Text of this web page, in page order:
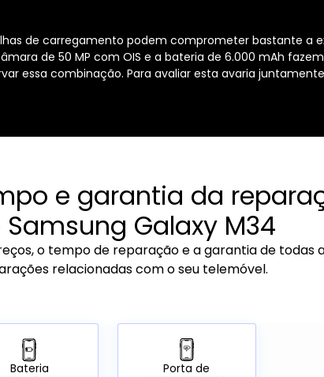
de carregamento podem comprometer bastante a
de 50 MP com OIS e a bateria de 6.000 mAh
essa combinação. Para avaliar esta avaria
e garantia da
Galaxy M34
o tempo de reparação e a garantia de todas
relacionadas com o seu telemóvel.
Bateria
Porta de